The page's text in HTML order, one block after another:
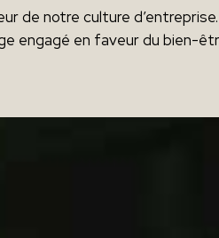
de notre culture
engagé en faveur du bien-